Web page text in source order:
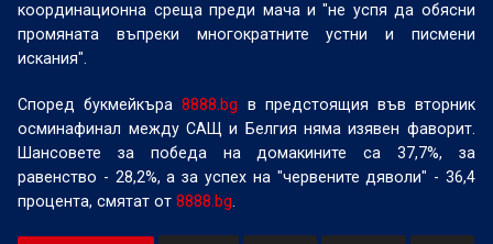
координационна среща преди мача и "не успя да обясни
промяната въпреки многократните устни и писмени
искания".
Според букмейкъра8888 .bg
в предстоящия във вторник
осминафинал между САЩ и Белгия няма изявен фаворит.
Шансовете за победа на домакините са 37,7%, за
равенство - 28,2%, а за успех на "червените дяволи" - 36,4
процента, смятат от8888 .bg